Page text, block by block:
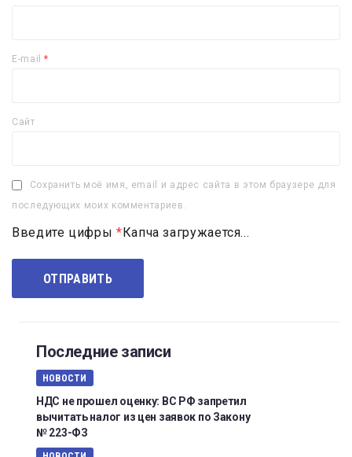
E-mail*
Сайт
Сохранить моё имя, email и адрес сайта в этом браузере для
последующих моих комментариев.
Введите цифры * Капча загружается...
Последние записи
НОВОСТИ
НДС не прошел оценку: ВС РФ запретил
вычитать налог из цен заявок по Закону
№ 223-ФЗ